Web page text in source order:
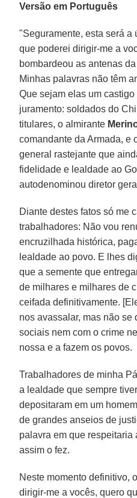
Versão em Português
"Seguramente, esta será a
que poderei dirigir-me a
bombardeou as antenas da
Minhas palavras não têm
Que sejam elas um
juramento: soldados do
titulares, o almirante
comandante da Armada, e
general rastejante que
fidelidade e lealdade ao
autodenominou diretor
Diante destes fatos só me
trabalhadores: Não vou
encruzilhada histórica,
lealdade ao povo. E lhes
que a semente que
de milhares e milhares de
ceifada definitivamente.
nos avassalar, mas não se
sociais nem com o crime
nossa e a fazem os povos.
Trabalhadores de minha
a lealdade que sempre
depositaram em um
de grandes anseios de
palavra em que respeitaria
assim o fez.
Neste momento definitivo,
dirigir-me a vocês, quero